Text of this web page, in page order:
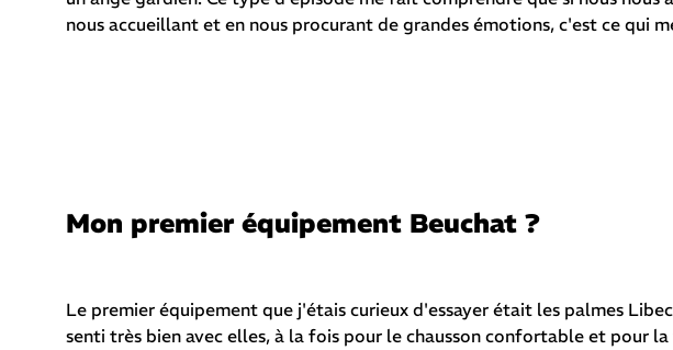
nous accueillant et en nous procurant de grandes émotions, c'est ce qui
Mon premier équipement Beuchat ?
Le premier équipement que j'étais curieux d'essayer était les palmes
senti très bien avec elles, à la fois pour le chausson confortable et pour